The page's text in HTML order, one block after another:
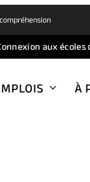
aux écoles
À